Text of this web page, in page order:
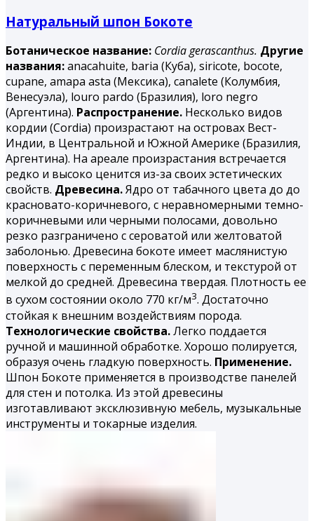
Натуральный шпон Бокоте
Ботаническое название: Cordia gerascanthus. Другие
названия:аnacahuite, baria (Куба), siricote, bocote,
cupane, amapa asta (Мексика), canalete (Колумбия,
Венесуэла), louro pardo (Бразилия), loro negro
(Аргентина). Распространение. Несколько видов
кордии (Cordia) произрастают на островах Вест-
Индии, в Центральной и Южной Америке (Бразилия,
Аргентина). На ареале произрастания встречается
редко и высоко ценится из-за своих эстетических
свойств. Древесина.Ядро от табачного цвета до до
красновато-коричневого, с неравномерными темно-
коричневыми или черными полосами, довольно
резко разграничено с сероватой или желтоватой
заболонью. Древесина бокоте имеет маслянистую
поверхность с переменным блеском, и текстурой от
мелкой до средней. Древесина твердая. Плотность ее
в сухом состоянии около 770 кг/м3. Достаточно
стойкая к внешним воздействиям порода.
Технологические свойства.Легко поддается
ручной и машинной обработке. Хорошо полируется,
образуя очень гладкую поверхность. Применение.
Шпон Бокоте применяется в производстве панелей
для стен и потолка. Из этой древесины
изготавливают эксклюзивную мебель, музыкальные
инструменты и токарные изделия.